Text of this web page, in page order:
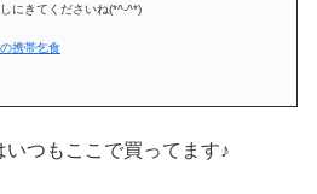
にきてくださいね(*^-^*)
携帯乞食
つもここで買ってます♪